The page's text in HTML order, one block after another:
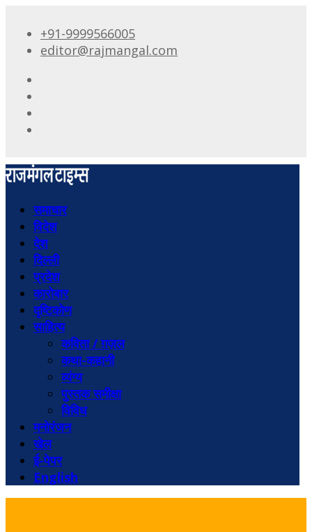
+91-9999566005
editor@rajmangal.com
समाचार
विदेश
देश
दिल्ली
प्रदेश
कारोबार
दृष्टिकोण
साहित्य
कविता / ग़ज़ल
कथा-कहानी
व्यंग्य
पुस्तक समीक्षा
विविध
मनोरंजन
खेल
ई-पेपर
English